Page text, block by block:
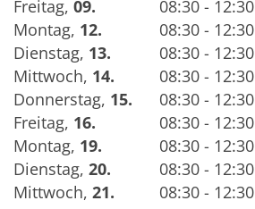
Freitag, 09.
08:30 - 12:30
Montag, 12.
08:30 - 12:30
Dienstag, 13.
08:30 - 12:30
Mittwoch, 14.
08:30 - 12:30
Donnerstag, 15.
08:30 - 12:30
Freitag, 16.
08:30 - 12:30
Montag, 19.
08:30 - 12:30
Dienstag, 20.
08:30 - 12:30
Mittwoch, 21.
08:30 - 12:30